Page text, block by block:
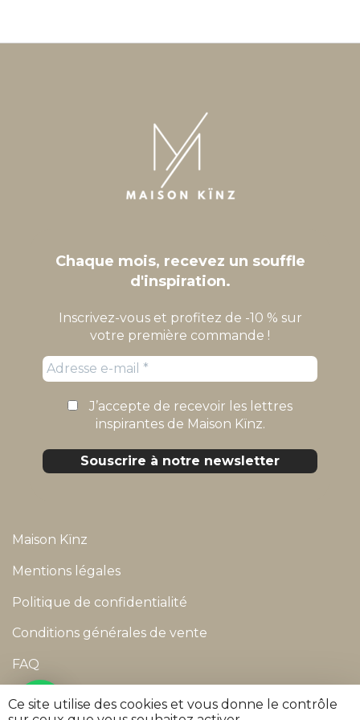
Chaque mois, recevez un souffle
d'inspiration.
Inscrivez-vous et profitez de -10 % sur
votre première commande !
J’accepte de recevoir les lettres
inspirantes de Maison Kïnz.
Maison Kïnz
Mentions légales
Politique de confidentialité
Conditions générales de vente
FAQ
Suivre ma commande
Ce site utilise des cookies et vous donne le contrôle